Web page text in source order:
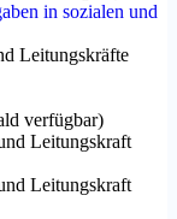
in sozialen und
Leitungskräfte
verfügbar)
Leitungskraft
Leitungskraft